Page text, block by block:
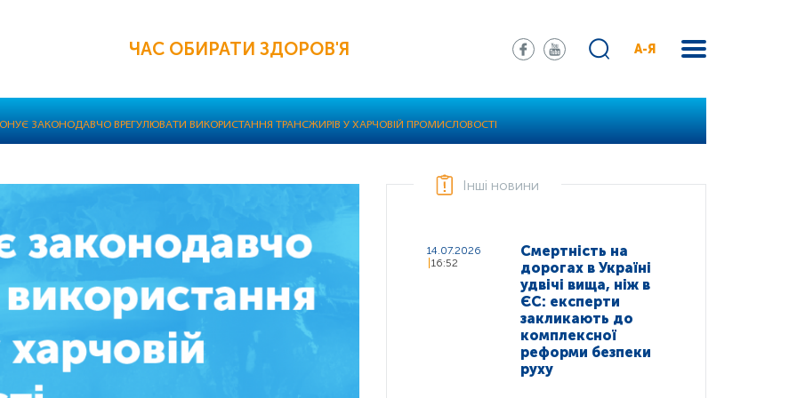
ЧАС ОБИРАТИ ЗДОРОВ'Я А-Я
ЗАКОНОДАВЧО ВРЕГУЛЮВАТИ ВИКОРИСТАННЯ ТРАНСЖИРІВ У ХАРЧОВІЙ ПРОМИСЛОВОСТІ
Інші новини
14.07.2026
16:52
Смертність на
дорогах в Україні
удвічі вища, ніж в
ЄС: експерти
закликають до
комплексної
реформи безпеки
руху